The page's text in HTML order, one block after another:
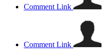
Comment Link
Comment Link